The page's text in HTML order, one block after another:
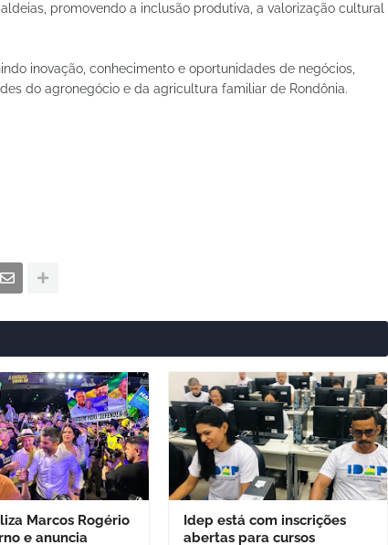
promovendo a inclusão produtiva, a valorização cultural
inovação, conhecimento e oportunidades de negócios,
do agronegócio e da agricultura familiar de Rondônia.
Marcos Rogério
e anuncia
Idep está com inscrições
abertas para cursos